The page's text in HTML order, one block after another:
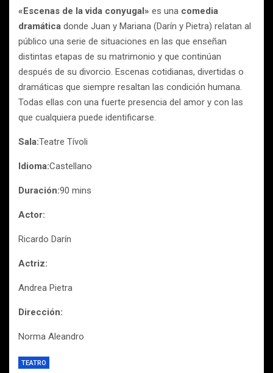
«Escenas de la vida conyugal» es una comedia
dramática donde Juan y Mariana (Darín y Pietra) relatan al
público una serie de situaciones en las que enseñan
distintas etapas de su matrimonio y que continúan
después de su divorcio. Escenas cotidianas, divertidas o
dramáticas que siempre resaltan las condición humana.
Todas ellas con una fuerte presencia del amor y con las
que cualquiera puede identificarse.
Sala:Teatre Tívoli
Idioma:Castellano
Duración:90 mins
Actor:
Ricardo Darín
Actriz:
Andrea Pietra
Dirección:
Norma Aleandro
TEATRO